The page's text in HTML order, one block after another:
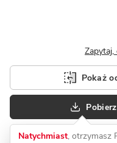
Pokaż
Natychmiast, otrzymasz